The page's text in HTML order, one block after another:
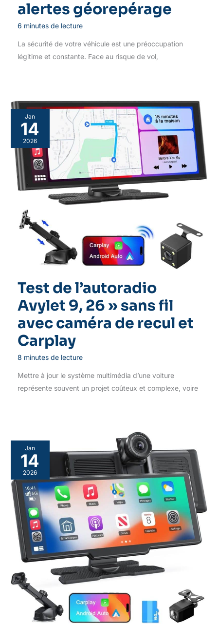
alertes géorepérage
6 minutes de lecture
La sécurité de votre véhicule est une préoccupation
légitime et constante. Face au risque de vol,
Jan
14
2026
Test de l’autoradio
Avylet 9, 26 » sans fil
avec caméra de recul et
Carplay
8 minutes de lecture
Mettre à jour le système multimédia d’une voiture
représente souvent un projet coûteux et complexe, voire
Jan
14
2026